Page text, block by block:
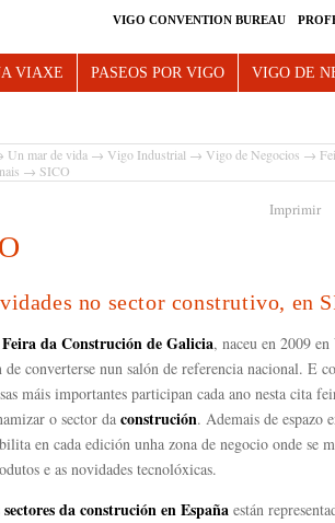
VIGO CONVENTION BUREAU
VIAXE PASEOS POR VIGO VIGO DE
Un mar de vida → Vigo Industrial → Vigo de Negocios →
→ SICO
Imprimir
no sector construtivo, en
Feira da Construción de Galicia, naceu en 2009
converterse nun salón de referencia nacional. E
máis importantes participan cada ano nesta cita
o sector da construción. Ademais de espazo
en cada edición unha zona de negocio onde se
e as novidades tecnolóxicas.
sectores da construciónen España están